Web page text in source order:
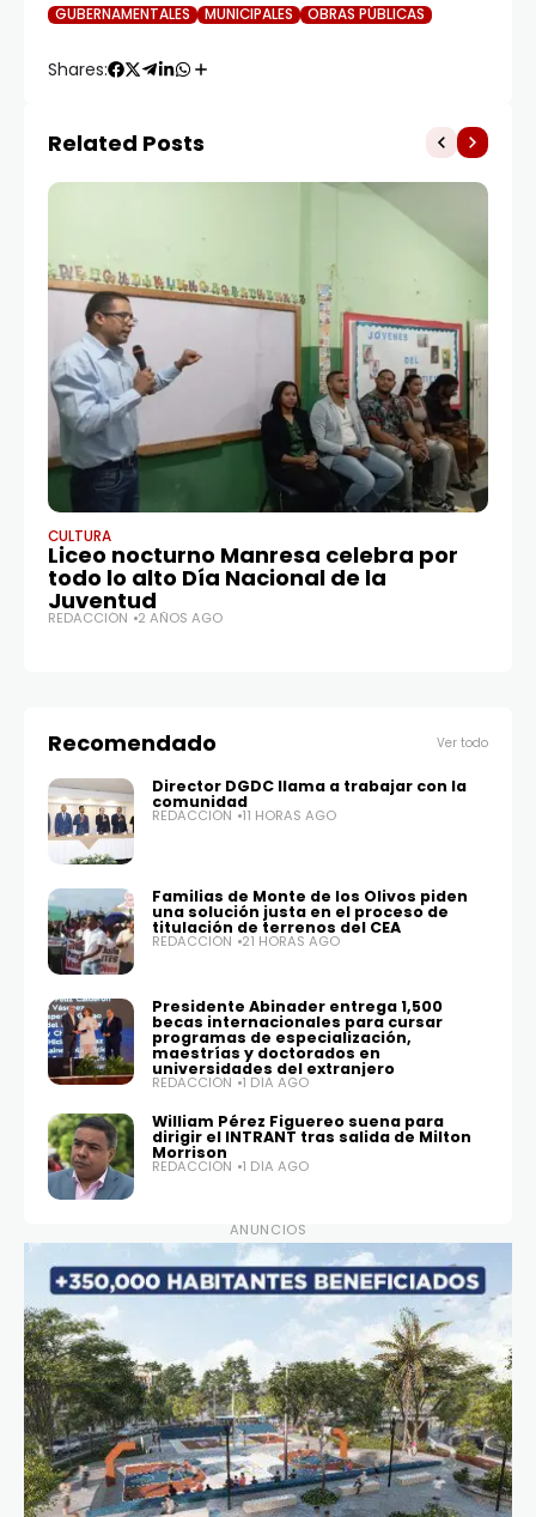
GUBERNAMENTALES MUNICIPALES OBRAS PÚBLICAS
Shares:
Related Posts
CULTURA
Liceo nocturno Manresa celebra por
todo lo alto Día Nacional de la
Juventud
REDACCIÓN 2 AÑOS AGO
Recomendado Ver todo
Director DGDC llama a trabajar con la
comunidad
REDACCIÓN 11 HORAS AGO
Familias de Monte de los Olivos piden
una solución justa en el proceso de
titulación de terrenos del CEA
REDACCIÓN 21 HORAS AGO
Presidente Abinader entrega 1,500
becas internacionales para cursar
programas de especialización,
maestrías y doctorados en
universidades del extranjero
REDACCIÓN 1 DÍA AGO
William Pérez Figuereo suena para
dirigir el INTRANT tras salida de Milton
Morrison
REDACCIÓN 1 DÍA AGO
ANUNCIOS